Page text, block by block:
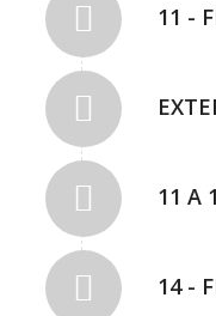
11 -
11 A
14 -